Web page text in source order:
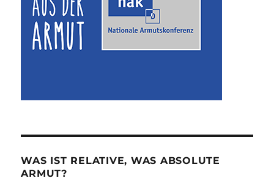
WAS IST RELATIVE, WAS ABSOLUTE
ARMUT?